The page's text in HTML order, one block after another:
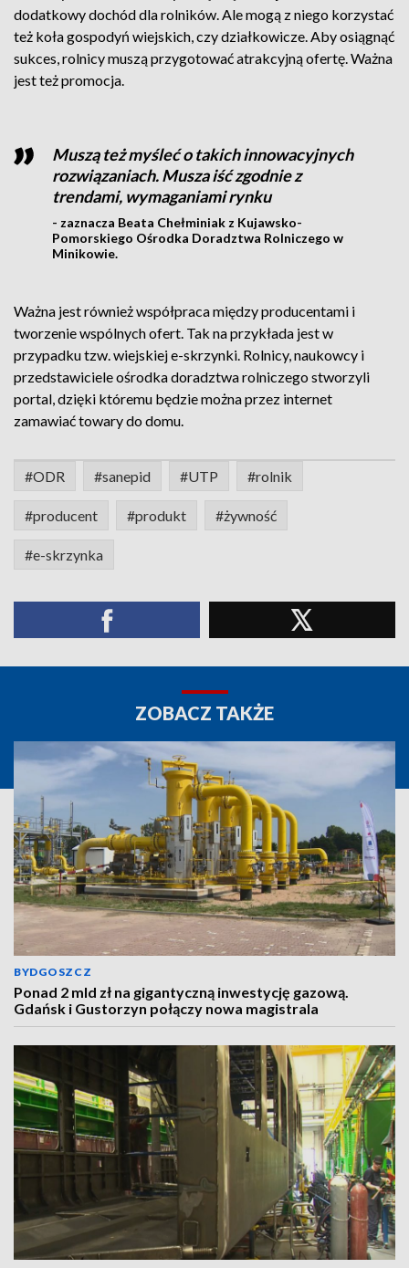
dodatkowy dochód dla rolników. Ale mogą z niego korzystać
też koła gospodyń wiejskich, czy działkowicze. Aby osiągnąć
sukces, rolnicy muszą przygotować atrakcyjną ofertę. Ważna
jest też promocja.
Muszą też myśleć o takich innowacyjnych
rozwiązaniach. Musza iść zgodnie z
trendami, wymaganiami rynku
- zaznacza Beata Chełminiak z Kujawsko-
Pomorskiego Ośrodka Doradztwa Rolniczego w
Minikowie.
Ważna jest również współpraca między producentami i
tworzenie wspólnych ofert. Tak na przykłada jest w
przypadku tzw. wiejskiej e-skrzynki. Rolnicy, naukowcy i
przedstawiciele ośrodka doradztwa rolniczego stworzyli
portal, dzięki któremu będzie można przez internet
zamawiać towary do domu.
#ODR #sanepid #UTP #rolnik
#producent #produkt #żywność
#e-skrzynka
ZOBACZ TAKŻE
BYDGOSZCZ
Ponad 2 mld zł na gigantyczną inwestycję gazową.
Gdańsk i Gustorzyn połączy nowa magistrala